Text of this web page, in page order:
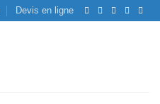
Devis en ligne